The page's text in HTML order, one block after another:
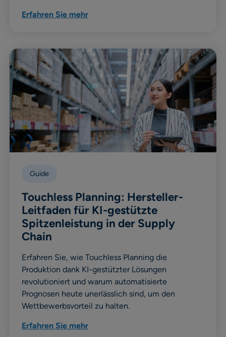
Erfahren Sie mehr
Guide
Touchless Planning: Hersteller-
Leitfaden für KI-gestützte
Spitzenleistung in der Supply
Chain
Erfahren Sie, wie Touchless Planning die
Produktion dank KI-gestützter Lösungen
revolutioniert und warum automatisierte
Prognosen heute unerlässlich sind, um den
Wettbewerbsvorteil zu halten.
Erfahren Sie mehr